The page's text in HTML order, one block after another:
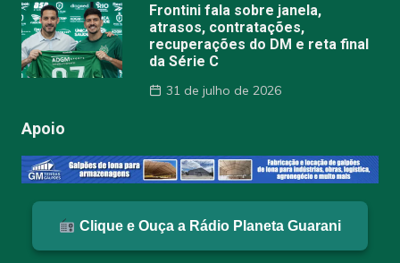
Frontini fala sobre janela,
atrasos, contratações,
recuperações do DM e reta final
da Série C
31 de julho de 2026
Apoio
Clique e Ouça a Rádio Planeta Guarani